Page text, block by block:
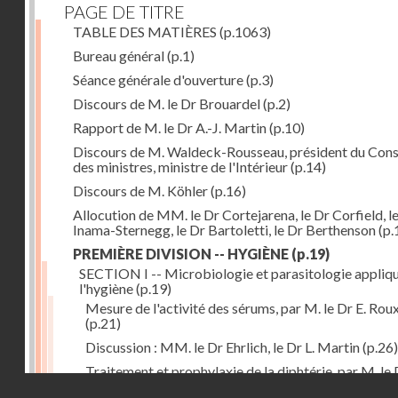
PAGE DE TITRE
TABLE DES MATIÈRES (p.1063)
Bureau général(p.1)
Séance générale d'ouverture(p.3)
Discours de M. le Dr Brouardel(p.2)
Rapport de M. le Dr A.-J. Martin(p.10)
Discours de M. Waldeck-Rousseau, président du
des ministres, ministre de l'Intérieur(p.14)
Discours de M. Köhler(p.16)
Allocution de MM. le Dr Cortejarena, le Dr Corfield,
Inama-Sternegg, le Dr Bartoletti, le Dr Berthenson
PREMIÈRE DIVISION -- HYGIÈNE (p.19)
SECTION I -- Microbiologie et parasitologie
l'hygiène(p.19)
Mesure de l'activité des sérums, par M. le Dr E.
(p.21)
Discussion : MM. le Dr Ehrlich, le Dr L. Martin(p.26)
Traitement et prophylaxie de la diphtérie, par M. le